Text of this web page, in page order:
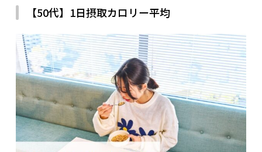
【50代】1日摂取カロリー平均